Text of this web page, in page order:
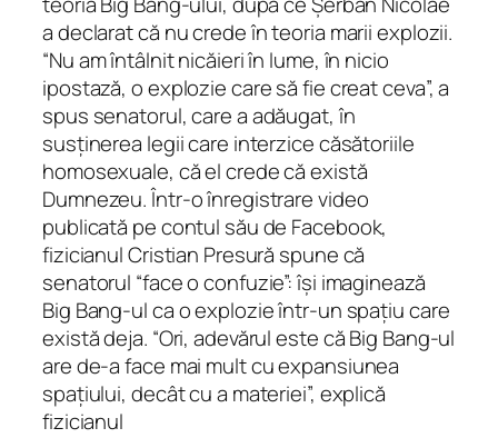
a declarat că nu crede în teoria marii explozii.
“Nu am întâlnit nicăieri în lume, în nicio
ipostază, o explozie care să fie creat ceva”, a
spus senatorul, care a adăugat, în
susținerea legii care interzice căsătoriile
homosexuale, că el crede că există
Dumnezeu. Într-o înregistrare video
publicată pe contul său de Facebook,
fizicianul Cristian Presură spune că
senatorul “face o confuzie”: își imaginează
Big Bang-ul ca o explozie într-un spațiu care
există deja. “Ori, adevărul este că Big Bang-ul
are de-a face mai mult cu expansiunea
spațiului, decât cu a materiei”, explică
fizicianul